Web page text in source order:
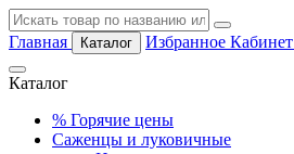
Главная Каталог Избранное Кабинет
Каталог
% Горячие цены
Саженцы и луковичные